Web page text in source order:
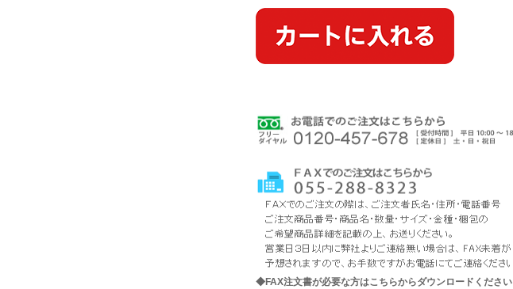
◆FAX注文書が必要な方はこちらからダウンロードください